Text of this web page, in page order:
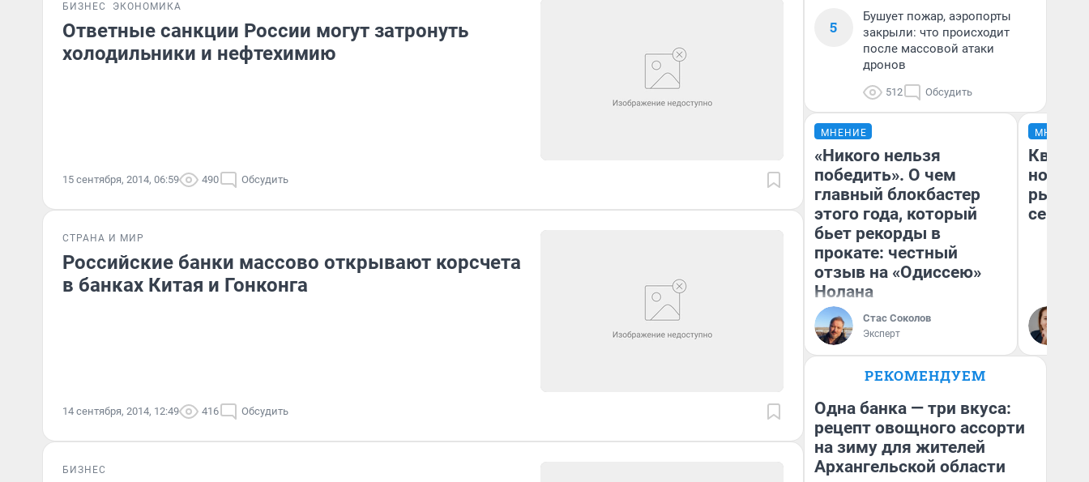
БИЗНЕС ЭКОНОМИКА
Ответные санкции России могут затронуть
холодильники и нефтехимию
15 сентября, 2014, 06:59 490 Обсудить
СТРАНА И МИР
Российские банки массово открывают корсчета
в банках Китая и Гонконга
14 сентября, 2014, 12:49 416 Обсудить
БИЗНЕС
5
Бушует пожар, аэропорты
закрыли: что происходит
после массовой атаки
дронов
512 Обсудить
МНЕНИЕ
«Никого нельзя
победить». О чем
главный блокбастер
этого года, который
бьет рекорды в
прокате: честный
отзыв на «Одиссею»
Нолана
Стас Соколов
Эксперт
МНЕНИЕ
но
рынок
РЕКОМЕНДУЕМ
Одна банка — три вкуса:
рецепт овощного ассорти
на зиму для жителей
Архангельской области